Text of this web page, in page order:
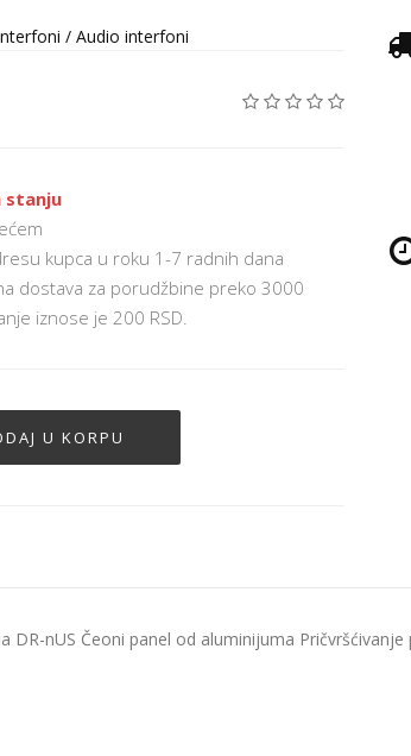
/ Audio interfoni
stanju
kupca u roku 1-7 radnih dana
dostava za porudžbine preko 3000
iznose je 200 RSD.
nUS Čeoni panel od aluminijuma